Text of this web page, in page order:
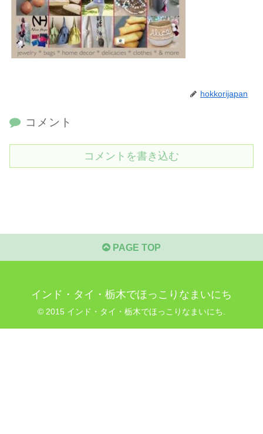
hokkorijapan
コメント
コメントを書き込む
PAGE TOP
インド・タイ・栃木でほっこりなまいにち
© 2015 インド・タイ・栃木でほっこりなまいにち.